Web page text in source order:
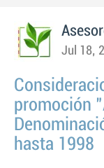
Jul 18,
promoción
hasta 1998